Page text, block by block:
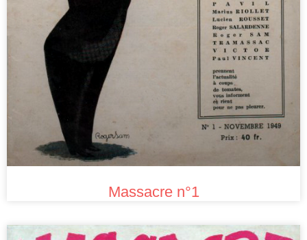
Massacre n°1